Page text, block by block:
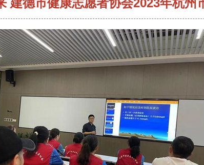
建德市健康志愿者协会2023年杭州